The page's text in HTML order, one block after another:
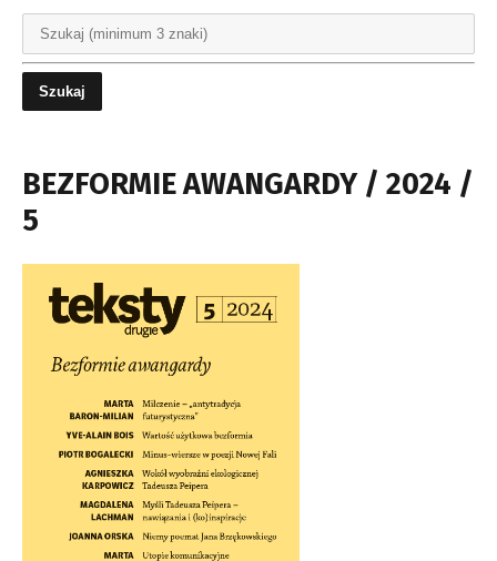
BEZFORMIE AWANGARDY / 2024 /
5